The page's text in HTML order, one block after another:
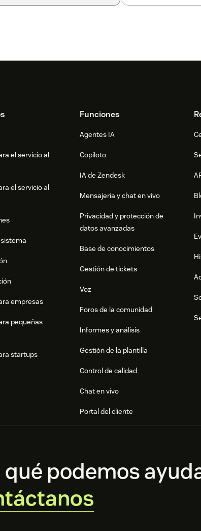
el servicio al
el servicio al
empresas
pequeñas
startups
Funciones
Agentes IA
Copiloto
IA de Zendesk
Mensajería y chat en vivo
Privacidad y protección de
datos avanzadas
Base de conocimientos
Gestión de tickets
Voz
Foros de la comunidad
Informes y análisis
Gestión de la plantilla
Control de calidad
Chat en vivo
Portal del cliente
qué podemos